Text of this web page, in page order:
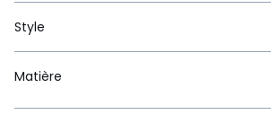
Style
Matière